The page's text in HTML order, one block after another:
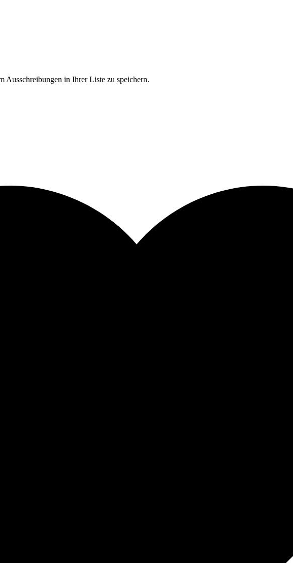
Ausschreibungen in Ihrer Liste zu speichern.